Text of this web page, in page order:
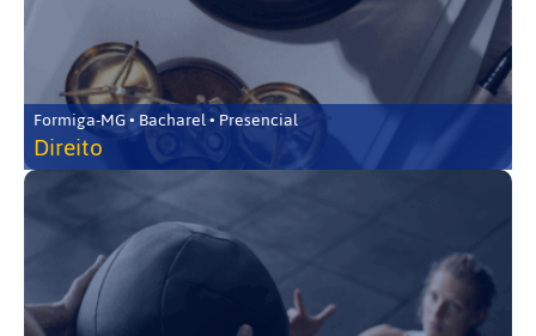
Formiga-MG • Bacharel • Presencial
Direito